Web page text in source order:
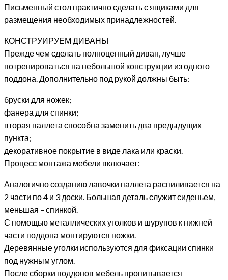
Письменный стол практично сделать с ящиками для
размещения необходимых принадлежностей.
КОНСТРУИРУЕМ ДИВАНЫ
Прежде чем сделать полноценный диван, лучше
потренироваться на небольшой конструкции из одного
поддона. Дополнительно под рукой должны быть:
бруски для ножек;
фанера для спинки;
вторая паллета способна заменить два предыдущих
пункта;
декоративное покрытие в виде лака или краски.
Процесс монтажа мебели включает:
Аналогично созданию лавочки паллета распиливается на
2 части по 4 и 3 доски. Большая деталь служит сиденьем,
меньшая – спинкой.
С помощью металлических уголков и шурупов к нижней
части поддона монтируются ножки.
Деревянные уголки используются для фиксации спинки
под нужным углом.
После сборки поддонов мебель пропитывается